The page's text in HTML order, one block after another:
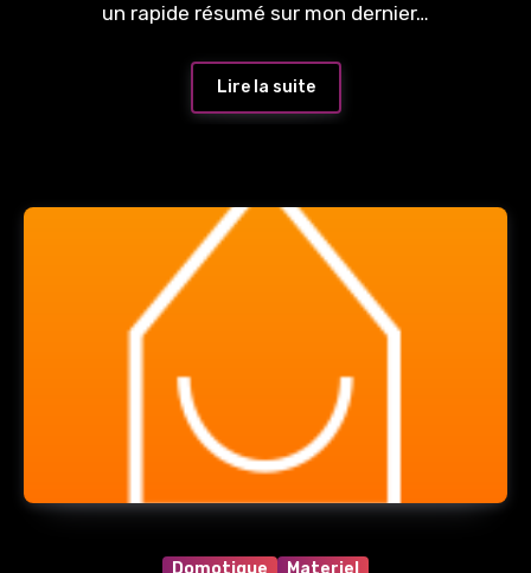
un rapide résumé sur mon dernier…
Lire la suite
Domotique Materiel